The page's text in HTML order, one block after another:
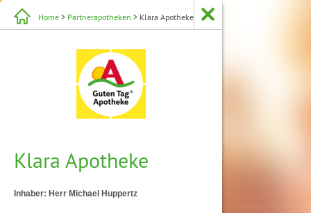
Home > Partnerapotheken > Klara Apotheke
Klara Apotheke
Inhaber: Herr Michael Huppertz